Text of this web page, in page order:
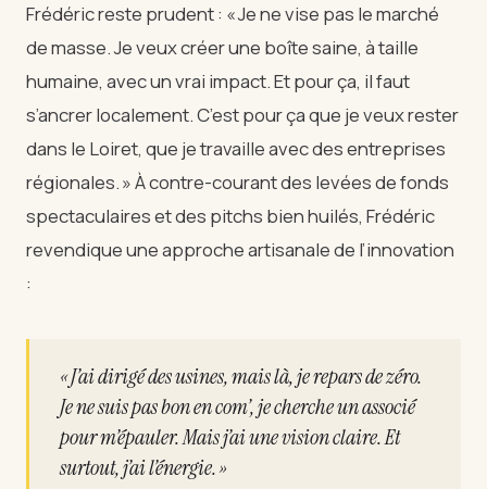
Frédéric reste prudent : « Je ne vise pas le marché
de masse. Je veux créer une boîte saine, à taille
humaine, avec un vrai impact. Et pour ça, il faut
s’ancrer localement. C’est pour ça que je veux rester
dans le Loiret, que je travaille avec des entreprises
régionales. » À contre-courant des levées de fonds
spectaculaires et des pitchs bien huilés, Frédéric
revendique une approche artisanale de l’innovation
:
« J’ai dirigé des usines, mais là, je repars de zéro.
Je ne suis pas bon en com’, je cherche un associé
pour m’épauler. Mais j’ai une vision claire. Et
surtout, j’ai l’énergie. »